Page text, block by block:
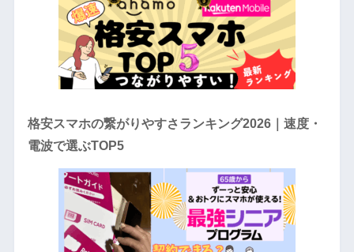
格安スマホの繋がりやすさランキング2026｜速度・
電波で選ぶTOP5